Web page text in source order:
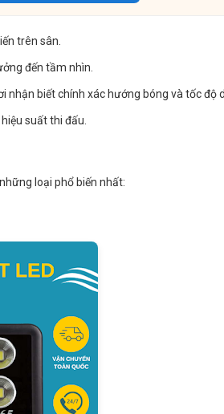
trên sân.
đến tầm nhìn.
biết chính xác hướng bóng và tốc độ
suất thi đấu.
loại phổ biến nhất: